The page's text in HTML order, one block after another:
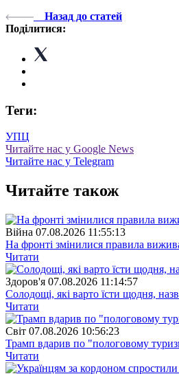
Назад до статей
Поділитися:
Теги:
УПЦ
Читайте нас у Google News
Читайте нас у Telegram
Читайте також
Війна 07.08.2026 11:55:13
На фронті змінилися правила
Читати
Здоров'я 07.08.2026 11:14:57
Солодощі, які варто їсти щодня,
Читати
Свiт 07.08.2026 10:56:23
Трамп вдарив по "пологовому
Читати